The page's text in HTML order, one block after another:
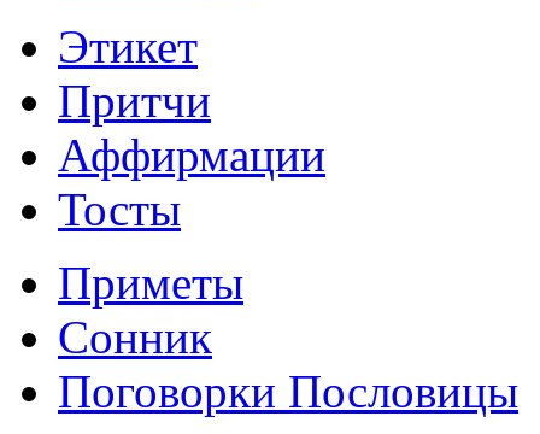
Этикет
Притчи
Аффирмации
Тосты
Приметы
Сонник
Поговорки Пословицы